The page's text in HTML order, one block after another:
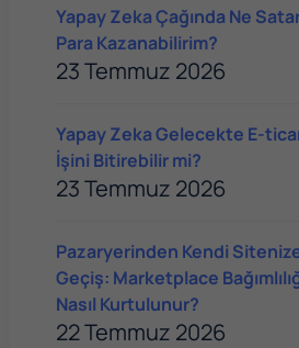
Yapay Zeka Çağında Ne
Para Kazanabilirim?
23 Temmuz 2026
Yapay Zeka Gelecekte E-
İşini Bitirebilir mi?
23 Temmuz 2026
Pazaryerinden Kendi
Geçiş: Marketplace
Nasıl Kurtulunur?
22 Temmuz 2026